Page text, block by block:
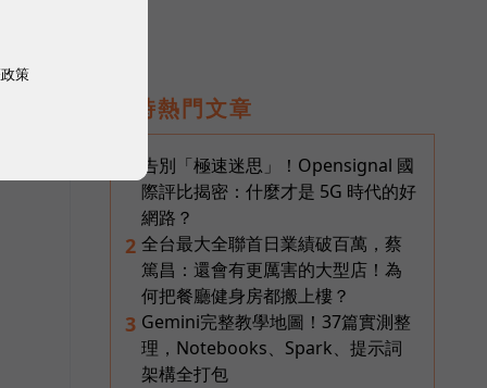
即時熱門文章
告別「極速迷思」！Opensignal 國
際評比揭密：什麼才是 5G 時代的好
網路？
2 全台最大全聯首日業績破百萬，蔡
篤昌：還會有更厲害的大型店！為
何把餐廳健身房都搬上樓？
3 Gemini完整教學地圖！37篇實測整
理，Notebooks、Spark、提示詞
架構全打包
策